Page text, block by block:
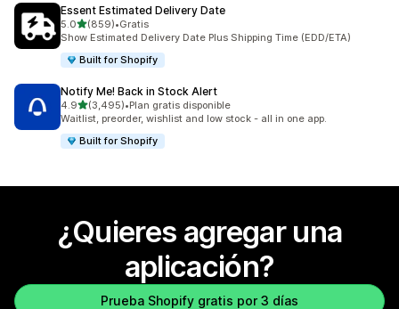
Essent Estimated Delivery Date
5.0de 5 estrellas
(859)
859 reseñas en total
•Gratis
Show Estimated Delivery Date Plus Shipping Time (EDD/ETA)
Built for Shopify
Notify Me! Back in Stock Alert
4.9de 5 estrellas
(3,495)
3495 reseñas en total
•Plan gratis disponible
Waitlist, preorder, wishlist and low stock - all in one app.
Built for Shopify
¿Quieres agregar una
aplicación?
Prueba Shopify gratis por 3 días